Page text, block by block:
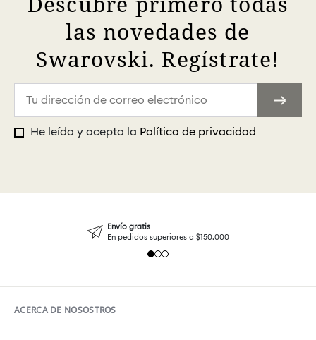
las novedades de
Swarovski. Regístrate!
He leído y acepto la Política de privacidad
Envío gratis
En pedidos superiores a $150.000
ACERCA DE NOSOSTROS